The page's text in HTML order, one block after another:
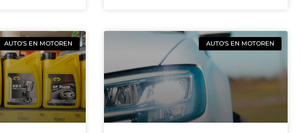
AUTO'S EN MOTOREN AUTO'S EN MOTOREN